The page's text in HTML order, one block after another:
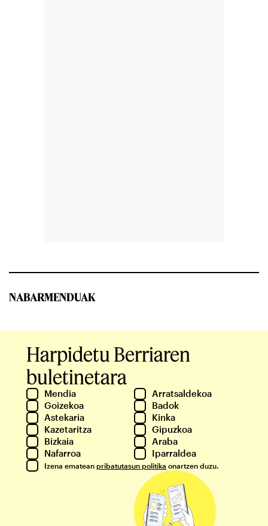
NABARMENDUAK
Harpidetu Berriaren
buletinetara
Mendia
Arratsaldekoa
Goizekoa
Badok
Astekaria
Kinka
Kazetaritza
Gipuzkoa
Bizkaia
Araba
Nafarroa
Iparraldea
Izena ematean pribatutasun politika onartzen duzu.